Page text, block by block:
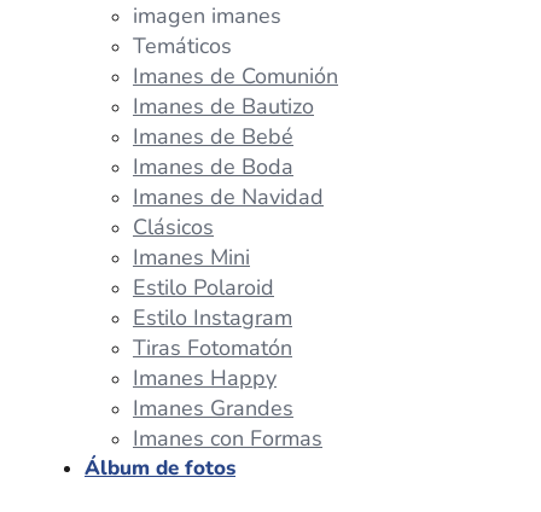
imagen imanes
Temáticos
Imanes de Comunión
Imanes de Bautizo
Imanes de Bebé
Imanes de Boda
Imanes de Navidad
Clásicos
Imanes Mini
Estilo Polaroid
Estilo Instagram
Tiras Fotomatón
Imanes Happy
Imanes Grandes
Imanes con Formas
Álbum de fotos